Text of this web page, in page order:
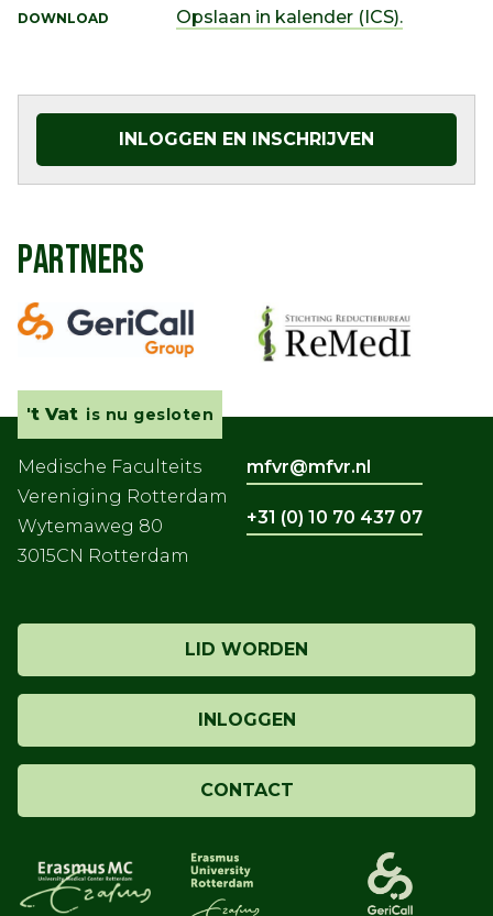
DOWNLOAD Opslaan in kalender (ICS).
INLOGGEN EN INSCHRIJVEN
PARTNERS
't Vat is nu gesloten
Medische Faculteits
Vereniging Rotterdam
Wytemaweg 80
3015CN Rotterdam
LID WORDEN
INLOGGEN
CONTACT
mfvr@mfvr.nl
+31 (0) 10 70 437 07